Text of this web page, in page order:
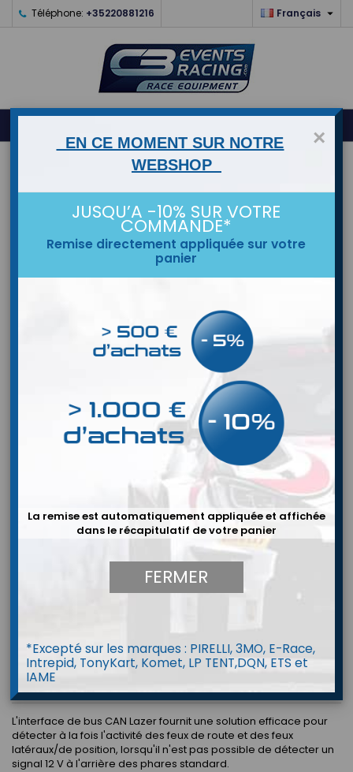
Téléphone: +35220881216 Français 
0
CANBUS Universel LAZER
L'interface de bus CAN Lazer fournit une solution efficace pour
détecter à la fois l'activité des feux de route et des feux
latéraux/de position, lorsqu'il n'est pas possible de détecter un
signal 12 V à l'arrière des phares standard.
×
EN CE MOMENT SUR NOTRE
WEBSHOP
JUSQU’A -10% SUR VOTRE
COMMANDE*
Remise directement appliquée sur votre
panier
La remise est automatiquement appliquée et affichée
dans le récapitulatif de votre panier
FERMER
*Excepté sur les marques : PIRELLI, 3MO, E-Race,
Intrepid, TonyKart, Komet, LP TENT,DQN, ETS et
IAME